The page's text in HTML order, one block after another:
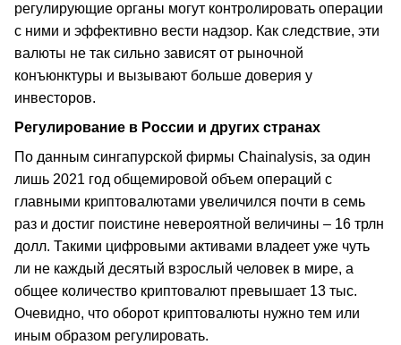
регулирующие органы могут контролировать операции
с ними и эффективно вести надзор. Как следствие, эти
валюты не так сильно зависят от рыночной
конъюнктуры и вызывают больше доверия у
инвесторов.
Регулирование в России и других странах
По данным сингапурской фирмы Chainalysis, за один
лишь 2021 год общемировой объем операций с
главными криптовалютами увеличился почти в семь
раз и достиг поистине невероятной величины – 16 трлн
долл. Такими цифровыми активами владеет уже чуть
ли не каждый десятый взрослый человек в мире, а
общее количество криптовалют превышает 13 тыс.
Очевидно, что оборот криптовалюты нужно тем или
иным образом регулировать.